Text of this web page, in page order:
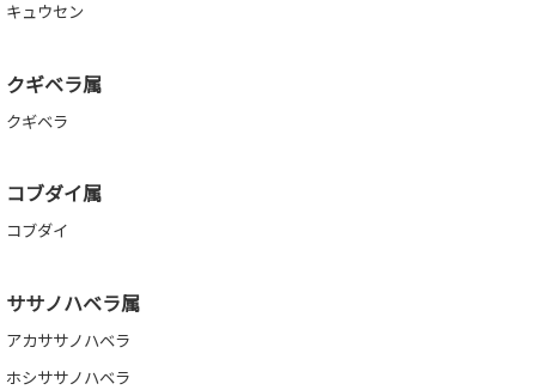
キュウセン
クギベラ属
クギベラ
コブダイ属
コブダイ
ササノハベラ属
アカササノハベラ
ホシササノハベラ